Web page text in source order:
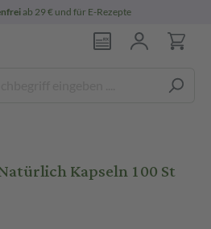
ab 29 € und für E-Rezepte
Kapseln 100 St